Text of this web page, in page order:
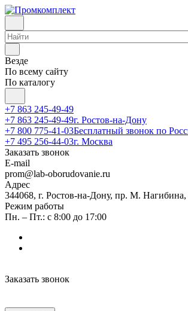
Везде
По всему сайту
По каталогу
+7 863 245-49-49
+7 863 245-49-49г. Ростов-на-Дону
+7 800 775-41-03Бесплатный звонок по
+7 495 256-44-03г. Москва
Заказать звонок
E-mail
prom@lab-oborudovanie.ru
Адрес
344068, г. Ростов-на-Дону, пр. М.
Режим работы
Пн. – Пт.: с 8:00 до 17:00
Заказать звонок